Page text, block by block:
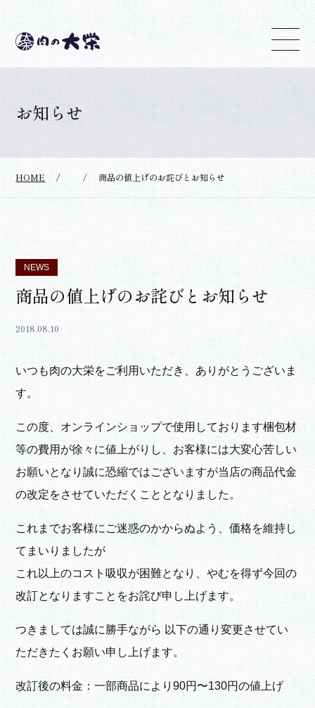
お知らせ
HOME / / 商品の値上げのお詫びとお知らせ
NEWS
商品の値上げのお詫びとお知らせ
2018.08.10
いつも肉の大栄をご利用いただき、ありがとうございま
す。
この度、オンラインショップで使用しております梱包材
等の費用が徐々に値上がりし、お客様には大変心苦しい
お願いとなり誠に恐縮ではございますが当店の商品代金
の改定をさせていただくこととなりました。
これまでお客様にご迷惑のかからぬよう、価格を維持し
てまいりましたが
これ以上のコスト吸収が困難となり、やむを得ず今回の
改訂となりますことをお詫び申し上げます。
つきましては誠に勝手ながら 以下の通り変更させてい
ただきたくお願い申し上げます。
改訂後の料金：一部商品により90円〜130円の値上げ